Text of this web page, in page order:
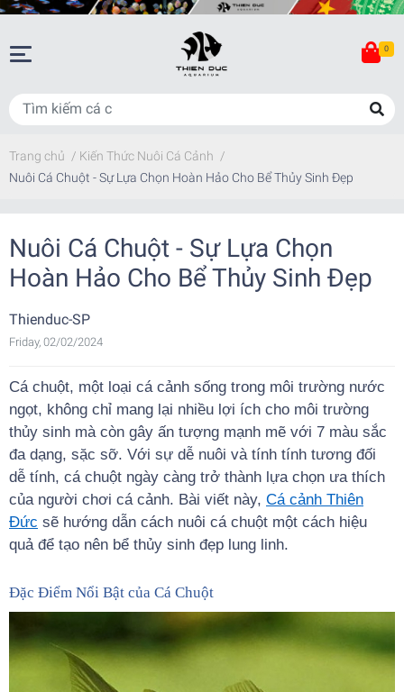
0
Trang chủ / Kiến Thức Nuôi Cá Cảnh /
Nuôi Cá Chuột - Sự Lựa Chọn Hoàn Hảo Cho Bể Thủy Sinh Đẹp
Nuôi Cá Chuột - Sự Lựa Chọn
Hoàn Hảo Cho Bể Thủy Sinh Đẹp
Thienduc-SP
Friday, 02/02/2024
Cá chuột, một loại cá cảnh sống trong môi trường nước
ngọt, không chỉ mang lại nhiều lợi ích cho môi trường
thủy sinh mà còn gây ấn tượng mạnh mẽ với 7 màu sắc
đa dạng, sặc sỡ. Với sự dễ nuôi và tính tính tương đối
dễ tính, cá chuột ngày càng trở thành lựa chọn ưa thích
của người chơi cá cảnh. Bài viết này, Cá cảnh Thiên
Đức sẽ hướng dẫn cách nuôi cá chuột một cách hiệu
quả để tạo nên bể thủy sinh đẹp lung linh.
Đặc Điểm Nổi Bật của Cá Chuột